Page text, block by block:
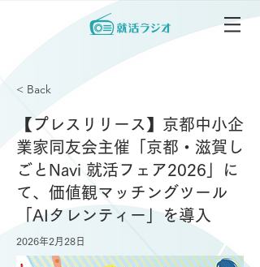
< Back
【プレスリリース】京都中小企
業家同友会主催「京都・滋賀し
ごとNavi 就活フェア2026」に
て、価値観マッチングツール
「AIタレンティー」を導入
2026年2月28日